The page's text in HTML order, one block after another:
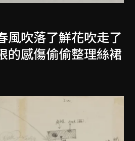
風吹落了鮮花吹走了
的感傷偷偷整理絲裙